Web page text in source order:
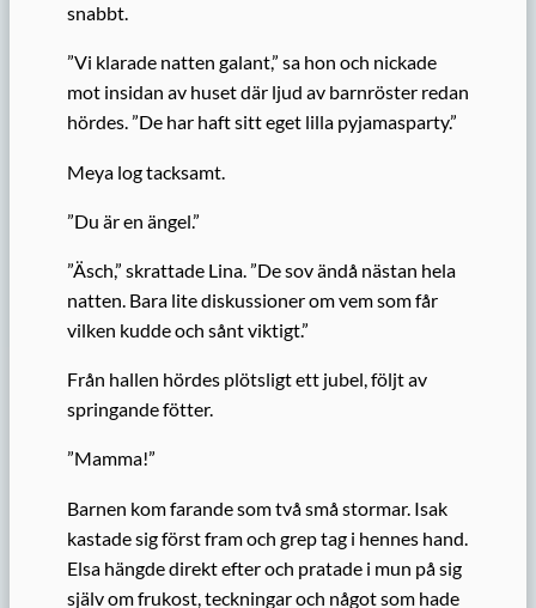
snabbt.
”Vi klarade natten galant,” sa hon och nickade
mot insidan av huset där ljud av barnröster redan
hördes. ”De har haft sitt eget lilla pyjamasparty.”
Meya log tacksamt.
”Du är en ängel.”
”Äsch,” skrattade Lina. ”De sov ändå nästan hela
natten. Bara lite diskussioner om vem som får
vilken kudde och sånt viktigt.”
Från hallen hördes plötsligt ett jubel, följt av
springande fötter.
”Mamma!”
Barnen kom farande som två små stormar. Isak
kastade sig först fram och grep tag i hennes hand.
Elsa hängde direkt efter och pratade i mun på sig
själv om frukost, teckningar och något som hade